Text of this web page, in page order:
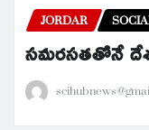
JORDAR
సమరసతతోనే దేశ